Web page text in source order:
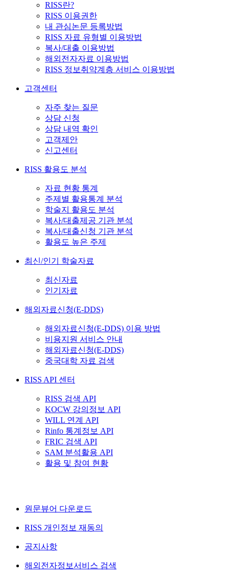
RISS란?
RISS 이용권한
내 관심논문 등록방법
RISS 자료 유형별 이용방법
복사/대출 이용방법
해외전자자료 이용방법
RISS 정보취약계층 서비스 이용방법
고객센터
자주 찾는 질문
상담 신청
상담 내역 확인
고객제안
신고센터
RISS 활용도 분석
자료 현황 통계
주제별 활용통계 분석
학술지 활용도 분석
복사/대출제공 기관 분석
복사/대출신청 기관 분석
활용도 높은 주제
최신/인기 학술자료
최신자료
인기자료
해외자료신청(E-DDS)
해외자료신청(E-DDS) 이용 방법
비용지원 서비스 안내
해외자료신청(E-DDS)
중국대학 자료 검색
RISS API 센터
RISS 검색 API
KOCW 강의정보 API
WILL 연계 API
Rinfo 통계정보 API
FRIC 검색 API
SAM 분석활용 API
활용 및 참여 현황
원문뷰어 다운로드
RISS 개인정보 재동의
공지사항
해외전자정보서비스 검색